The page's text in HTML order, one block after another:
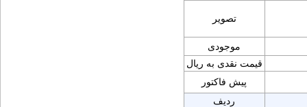
تصویر
موجودی
قیمت نقدی به ریال
پیش فاکتور
ردیف